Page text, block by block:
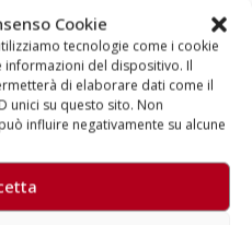
Cookie
tecnologie come i cookie
del dispositivo. Il
di elaborare dati come il
unici su questo sito. Non
influire negativamente su alcune
campagna SMS
2 aprile 2012)